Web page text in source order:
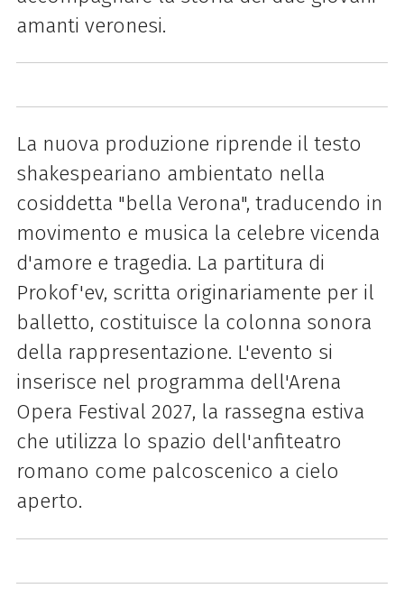
amanti veronesi.
La nuova produzione riprende il testo
shakespeariano ambientato nella
cosiddetta "bella Verona", traducendo in
movimento e musica la celebre vicenda
d'amore e tragedia. La partitura di
Prokof'ev, scritta originariamente per il
balletto, costituisce la colonna sonora
della rappresentazione. L'evento si
inserisce nel programma dell'Arena
Opera Festival 2027, la rassegna estiva
che utilizza lo spazio dell'anfiteatro
romano come palcoscenico a cielo
aperto.